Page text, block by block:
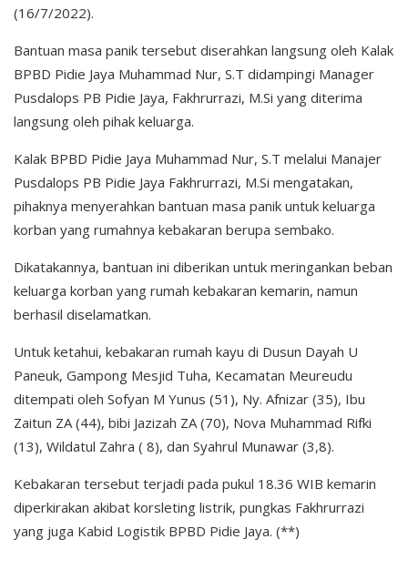
(16/7/2022).
Bantuan masa panik tersebut diserahkan langsung oleh Kalak
BPBD Pidie Jaya Muhammad Nur, S.T didampingi Manager
Pusdalops PB Pidie Jaya, Fakhrurrazi, M.Si yang diterima
langsung oleh pihak keluarga.
Kalak BPBD Pidie Jaya Muhammad Nur, S.T melalui Manajer
Pusdalops PB Pidie Jaya Fakhrurrazi, M.Si mengatakan,
pihaknya menyerahkan bantuan masa panik untuk keluarga
korban yang rumahnya kebakaran berupa sembako.
Dikatakannya, bantuan ini diberikan untuk meringankan beban
keluarga korban yang rumah kebakaran kemarin, namun
berhasil diselamatkan.
Untuk ketahui, kebakaran rumah kayu di Dusun Dayah U
Paneuk, Gampong Mesjid Tuha, Kecamatan Meureudu
ditempati oleh Sofyan M Yunus (51), Ny. Afnizar (35), Ibu
Zaitun ZA (44), bibi Jazizah ZA (70), Nova Muhammad Rifki
(13), Wildatul Zahra ( 8), dan Syahrul Munawar (3,8).
Kebakaran tersebut terjadi pada pukul 18.36 WIB kemarin
diperkirakan akibat korsleting listrik, pungkas Fakhrurrazi
yang juga Kabid Logistik BPBD Pidie Jaya. (**)